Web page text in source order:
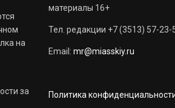
на
за
материалы 16+
Тел. редакции +7 (3513) 57-23-
Email: mr@miasskiy.ru
Политика